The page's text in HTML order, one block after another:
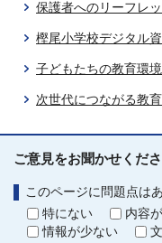
保護者へのリーフレ
樫尾小学校デジタル
子どもたちの教育環
次世代につながる教
ご意見をお聞かせくださ
このページに問題点は
特にない
内容
情報が少ない